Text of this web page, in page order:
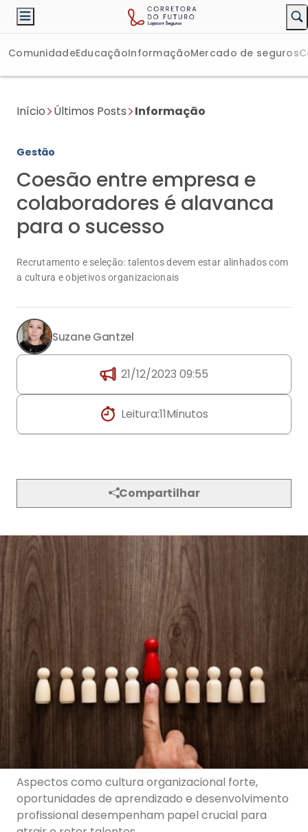
ComunidadeEducaçãoInformaçãoMercado de seguros
Início Últimos Posts Informação
Gestão
Coesão entre empresa e
colaboradores é alavanca
para o sucesso
Recrutamento e seleção: talentos devem estar alinhados com
a cultura e objetivos organizacionais
Suzane Gantzel
21/12/2023 09:55
Leitura:11Minutos
Compartilhar
Aspectos como cultura organizacional forte,
oportunidades de aprendizado e desenvolvimento
profissional desempenham papel crucial para